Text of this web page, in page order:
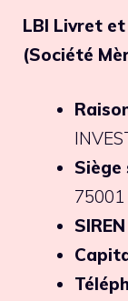
LBI Livret
(Société
Siège